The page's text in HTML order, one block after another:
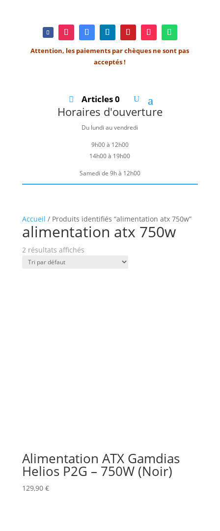
Attention, les paiements par chèques ne sont pas
acceptés !
Articles 0
Horaires d'ouverture
Du lundi au vendredi
9h00 à 12h00
14h00 à 19h00
Samedi de 9h à 12h00
Accueil / Produits identifiés “alimentation atx 750w”
alimentation atx 750w
2 résultats affichés
Alimentation ATX Gamdias
Helios P2G – 750W (Noir)
129,90 €